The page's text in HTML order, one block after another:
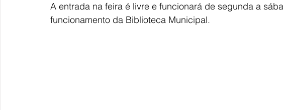
A entrada na feira é livre e funcionará de segunda a
funcionamento da Biblioteca Municipal.